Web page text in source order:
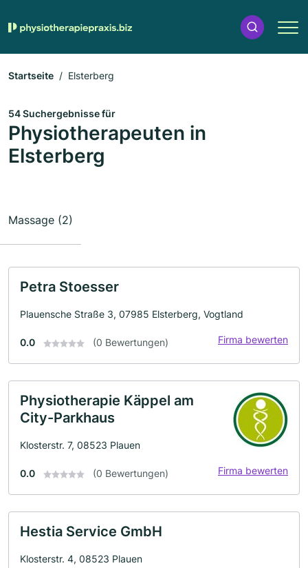
Startseite Elsterberg
54 Suchergebnisse für
Physiotherapeuten in
Elsterberg
Massage (2)
Petra Stoesser
Plauensche Straße 3, 07985 Elsterberg, Vogtland
0.0 (0 Bewertungen) Firma bewerten
Physiotherapie Käppel am
City-Parkhaus
Klosterstr. 7, 08523 Plauen
0.0 (0 Bewertungen) Firma bewerten
Hestia Service GmbH
Klosterstr. 4, 08523 Plauen